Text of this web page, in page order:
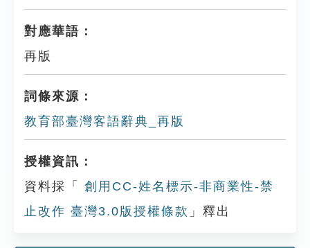
對應華語：
再版
詞條來源：
教育部臺灣客語辭典_再版
授權資訊：
資料採「
創用CC-姓名標示-非商業性-禁
止改作 臺灣3.0版授權條款 」釋出